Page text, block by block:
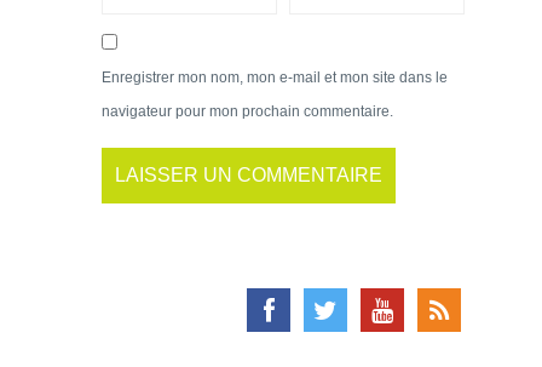
Enregistrer mon nom, mon e-mail et mon site dans le
navigateur pour mon prochain commentaire.